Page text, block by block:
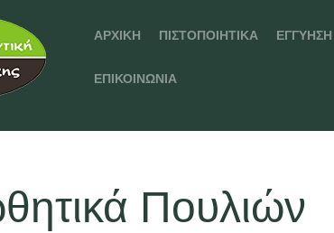
ΑΡΧΙΚΉ ΠΙΣΤΟΠΟΙΗΤΙΚΆ ΕΓΓΎΗΣΗ
ΕΠΙΚΟΙΝΩΝΊΑ
Πουλιών